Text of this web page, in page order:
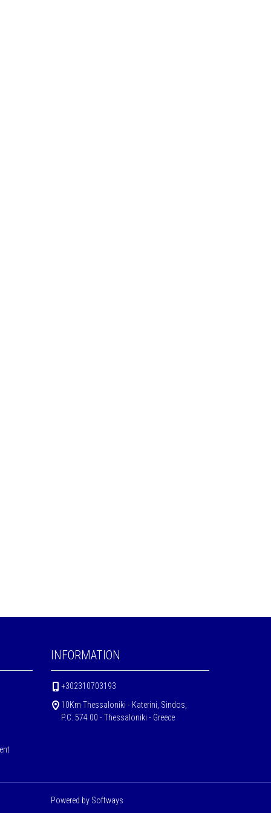
INFORMATION
+302310703193
10Km Thessaloniki - Katerini, Sindos,
P.C. 574 00 - Thessaloniki - Greece
Powered by Softways